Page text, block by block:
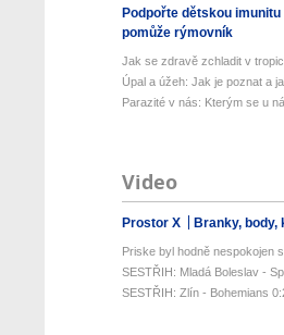
Podpořte dětskou imunitu
pomůže rýmovník
Jak se zdravě zchladit v
Úpal a úžeh: Jak je poznat a
Parazité v nás: Kterým se u
Video
Prostor X Branky, body,
Priske byl hodně nespokojen
SESTŘIH: Mladá Boleslav -
SESTŘIH: Zlín - Bohemians